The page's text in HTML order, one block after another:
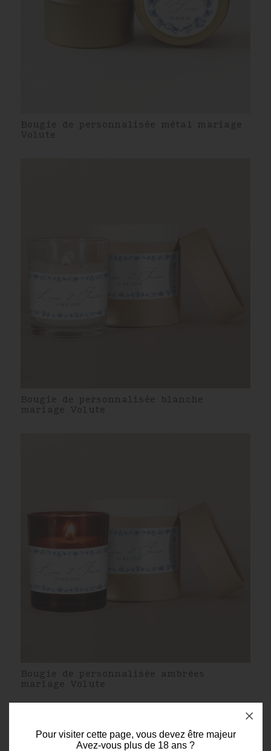
Bougie de personnalisée métal mariage
Volute
Bougie de personnalisée blanche
mariage Volute
Bougie de personnalisée ambrées
mariage Volute
Pour visiter cette page, vous devez être majeur
Avez-vous plus de 18 ans ?